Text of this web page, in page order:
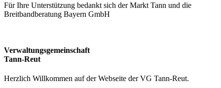
Für Ihre Unterstützung bedankt sich der Markt Tann und die
Breitbandberatung Bayern GmbH
Verwaltungsgemeinschaft
Tann-Reut
Herzlich Willkommen auf der Webseite der VG Tann-Reut.